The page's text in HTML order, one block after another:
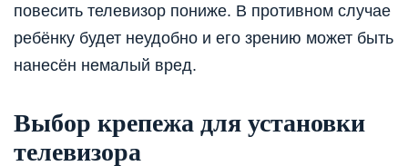
повесить телевизор пониже. В противном случае
ребёнку будет неудобно и его зрению может быть
нанесён немалый вред.
Выбор крепежа для установки
телевизора